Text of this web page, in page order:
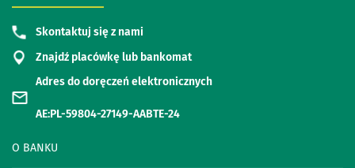
O BANKU
Skontaktuj się z nami
Znajdź placówkę lub bankomat
Adres do doręczeń elektronicznych
AE:PL-59804-27149-AABTE-24